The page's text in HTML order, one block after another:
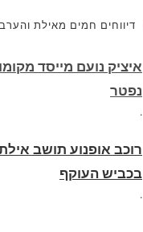
דיווחים חמים מאילת
איציק נועם מייסד
נפטר
.
רוכב אופנוע תושב
בכביש העוקף
.